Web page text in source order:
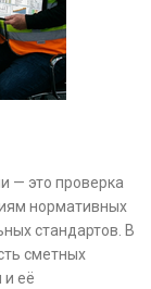
— это проверка
нормативных
стандартов. В
сметных
и её